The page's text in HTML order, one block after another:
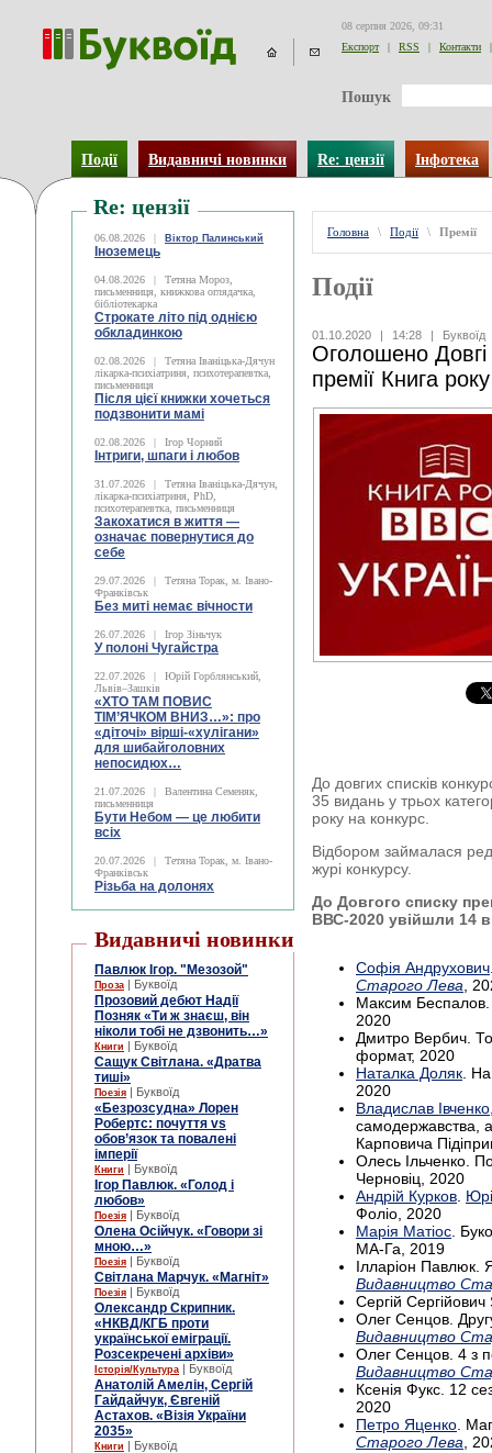
08 серпня 2026, 09:31
Експорт
| RSS | Контакти |
Пошук
Події Видавничі новинки Re: цензії Інфотека
Re: цензії
06.08.2026 | Віктор Палинський
Іноземець
04.08.2026 |
Тетяна Мороз,
письменниця, книжкова оглядачка,
бібліотекарка
Строкате літо під однією
обкладинкою
02.08.2026 |
Тетяна Іваніцька-Дячун
лікарка-психіатриня, психотерапевтка,
письменниця
Після цієї книжки хочеться
подзвонити мамі
02.08.2026 | Ігор Чорний
Інтриги, шпаги і любов
31.07.2026 |
Тетяна Іваніцька-Дячун,
лікарка-психіатриня, PhD,
психотерапевтка, письменниця
Закохатися в життя —
означає повернутися до
себе
29.07.2026 |
Тетяна Торак, м. Івано-
Франківськ
Без миті немає вічности
26.07.2026 | Ігор Зіньчук
У полоні Чугайстра
22.07.2026 |
Юрій Горблянський,
Львів–Зашків
«ХТО ТАМ ПОВИС
ТІМ’ЯЧКОМ ВНИЗ…»: про
«діточі» вірші-«хулігани»
для шибайголовних
непосидюх…
21.07.2026 |
Валентина Семеняк,
письменниця
Бути Небом ― це любити
всіх
20.07.2026 |
Тетяна Торак, м. Івано-
Франківськ
Різьба на долонях
Видавничі новинки
Павлюк Ігор. "Мезозой"
Проза | Буквоїд
Прозовий дебют Надії
Позняк «Ти ж знаєш, він
ніколи тобі не дзвонить…»
Книги | Буквоїд
Сащук Світлана. «Дратва
тиші»
Поезія | Буквоїд
«Безрозсудна» Лорен
Робертс: почуття vs
обов’язок та повалені
імперії
Книги | Буквоїд
Ігор Павлюк. «Голод і
любов»
Поезія | Буквоїд
Олена Осійчук. «Говори зі
мною…»
Поезія | Буквоїд
Світлана Марчук. «Магніт»
Поезія | Буквоїд
Олександр Скрипник.
«НКВД/КГБ проти
української еміграції.
Розсекречені архіви»
Історія/Культура | Буквоїд
Анатолій Амелін, Сергій
Гайдайчук, Євгеній
Астахов. «Візія України
2035»
Книги | Буквоїд
Головна \ Події \ Премії
Події
01.10.2020 | 14:28 | Буквоїд
Оголошено Довгі
премії Книга
До довгих списків
35 видань у трьох
року на конкурс.
Відбором займалася
журі конкурсу.
До Довгого списку
ВВС-2020 увійшли 14
Софія Андрухович
Старого Лева,
Максим
2020
Дмитро Вербич.
формат, 2020
Наталка Доляк.
2020
Владислав Івченко
самодержавства,
Карповича
Олесь Ільченко.
Черновіц, 2020
Андрій Курков.
Фоліо, 2020
Марія Матіос.
МА-Га, 2019
Ілларіон Павлюк.
Видавництво
Сергій
Олег Сенцов.
Видавництво
Олег Сенцов. 4 з
Видавництво
Ксенія Фукс. 12
2020
Петро Яценко.
Старого Лева,